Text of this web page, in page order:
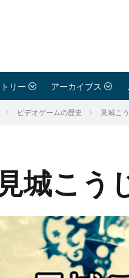
リー アーカイブス
ビデオゲームの歴史 見城こ
見城こう